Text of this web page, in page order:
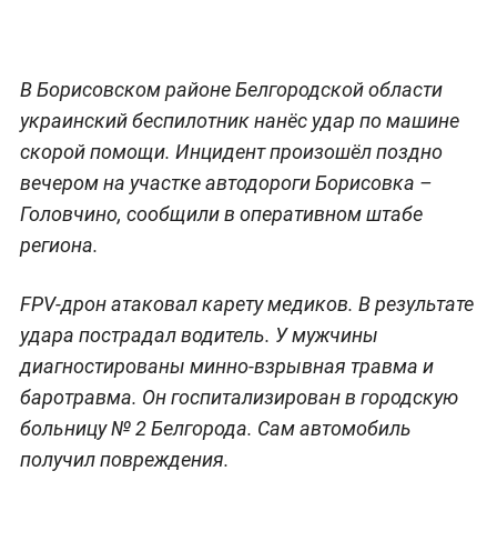
В Борисовском районе Белгородской области
украинский беспилотник нанёс удар по машине
скорой помощи. Инцидент произошёл поздно
вечером на участке автодороги Борисовка –
Головчино, сообщили в оперативном штабе
региона.
FPV-дрон атаковал карету медиков. В результате
удара пострадал водитель. У мужчины
диагностированы минно-взрывная травма и
баротравма. Он госпитализирован в городскую
больницу № 2 Белгорода. Сам автомобиль
получил повреждения.